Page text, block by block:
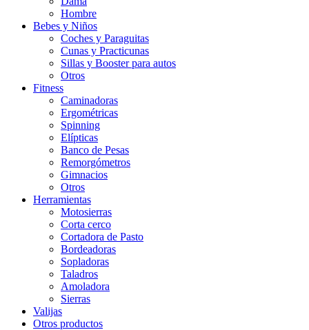
Hombre
Bebes y Niños
Coches y Paraguitas
Cunas y Practicunas
Sillas y Booster para autos
Otros
Fitness
Caminadoras
Ergométricas
Spinning
Elípticas
Banco de Pesas
Remorgómetros
Gimnacios
Otros
Herramientas
Motosierras
Corta cerco
Cortadora de Pasto
Bordeadoras
Sopladoras
Taladros
Amoladora
Sierras
Valijas
Otros productos